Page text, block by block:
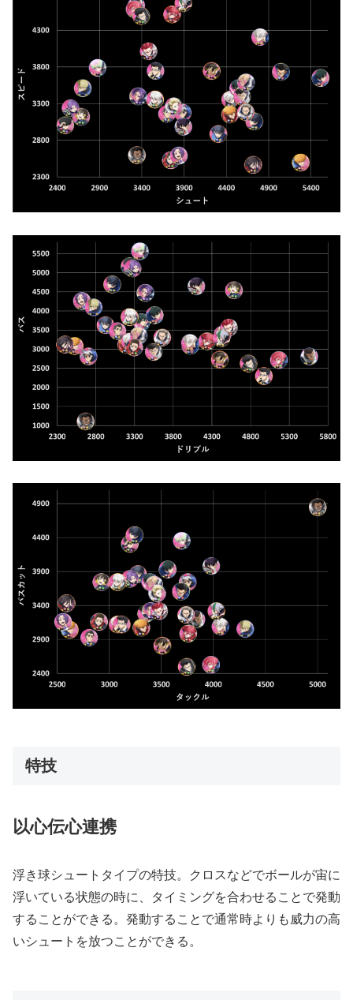
特技
以心伝心連携
浮き球シュートタイプの特技。クロスなどでボールが宙に
浮いている状態の時に、タイミングを合わせることで発動
することができる。発動することで通常時よりも威力の高
いシュートを放つことができる。